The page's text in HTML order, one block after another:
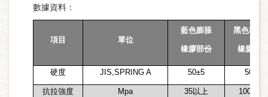
數據資料：
項目 單位
藍色膨脹
橡膠部份
黑色非膨
橡膠部份
硬度 JIS,SPRING A 50±5 50
抗拉強度 Mpa 35以上 100